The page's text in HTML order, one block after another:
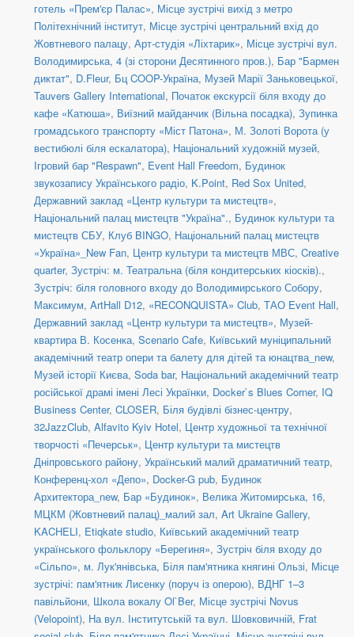
готель «Прем'єр Палас», Місце зустрічі вихід з метро
Політехнічний інститут, Місце зустрічі центральний вхід до
Жовтневого палацу, Арт-студія «Ліхтарик», Місце зустрічі вул.
Володимирська, 4 (зі сторони Десятинного пров.), Бар "Бармен
диктат", D.Fleur, Бц COOP-Україна, Музей Марії Заньковецької,
Tauvers Gallery International, Початок екскурсії біля входу до
кафе «Катюша», Виїзний майданчик (Вільна посадка), Зупинка
громадського транспорту «Міст Патона», М. Золоті Ворота (у
вестибюлі біля ескалатора), Національний художній музей,
Ігровий бар "Respawn", Event Hall Freedom, Будинок
звукозапису Українського радіо, K.Point, Red Sox United,
Державний заклад «Центр культури та мистецтв»,
Національний палац мистецтв "Україна"., Будинок культури та
мистецтв СБУ, Клуб BINGO, Національний палац мистецтв
«Україна»_New Fan, Центр культури та мистецтв МВС, Creative
quarter, Зустріч: м. Театральна (біля кондитерських кіосків).,
Зустріч: біля головного входу до Володимирського Собору,
Максимум, ArtHall D12, «RECONQUISTA» Club, ТАО Event Hall,
Державний заклад «Центр культури та мистецтв», Музей-
квартира В. Косенка, Scenario Cafe, Київський муніципальний
академічний театр опери та балету для дітей та юнацтва_new,
Музей історії Києва, Soda bar, Національний академічний театр
російської драмі імені Лесі Українки, Docker`s Blues Corner, IQ
Business Center, CLOSER, Біля будівлі бізнес-центру,
32JazzClub, Alfavito Kyiv Hotel, Центр художньої та технічної
творчості «Печерськ», Центр культури та мистецтв
Дніпровського району, Український малий драматичний театр,
Конференц-хол «Депо», Docker-G pub, Будинок
Архитектора_new, Бар «Будинок», Велика Житомирська, 16,
МЦКМ (Жовтневий палац)_малий зал, Art Ukraine Gallery,
KACHELI, Etiqkate studio, Київський академічний театр
українського фольклору «Берегиня», Зустріч біля входу до
«Сільпо», м. Лук'янівська, Біля пам'ятника княгині Ользі, Місце
зустрічі: пам'ятник Лисенку (поруч із оперою), ВДНГ 1–3
павільйони, Школа вокалу Ol`Ber, Місце зустрічі Novus
(Velopoint), На вул. Інститутській та вул. Шовковичній, Frat